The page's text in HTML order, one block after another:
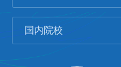
国内院校